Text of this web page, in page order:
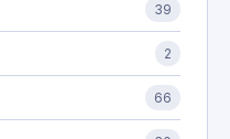
39
2
66